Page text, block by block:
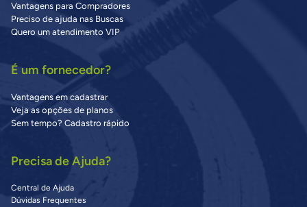
Vantagens para Compradores
Preciso de ajuda nas Buscas
Quero um atendimento VIP
É um fornecedor?
Vantagens em cadastrar
Veja as opções de planos
Sem tempo? Cadastro rápido
Precisa de Ajuda?
Central de Ajuda
Dúvidas Frequentes